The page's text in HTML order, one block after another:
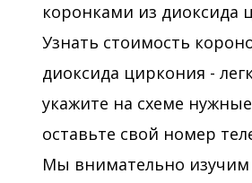
коронками из диоксида
Узнать стоимость
диоксида циркония -
укажите на схеме
оставьте свой номер
Мы внимательно изучим